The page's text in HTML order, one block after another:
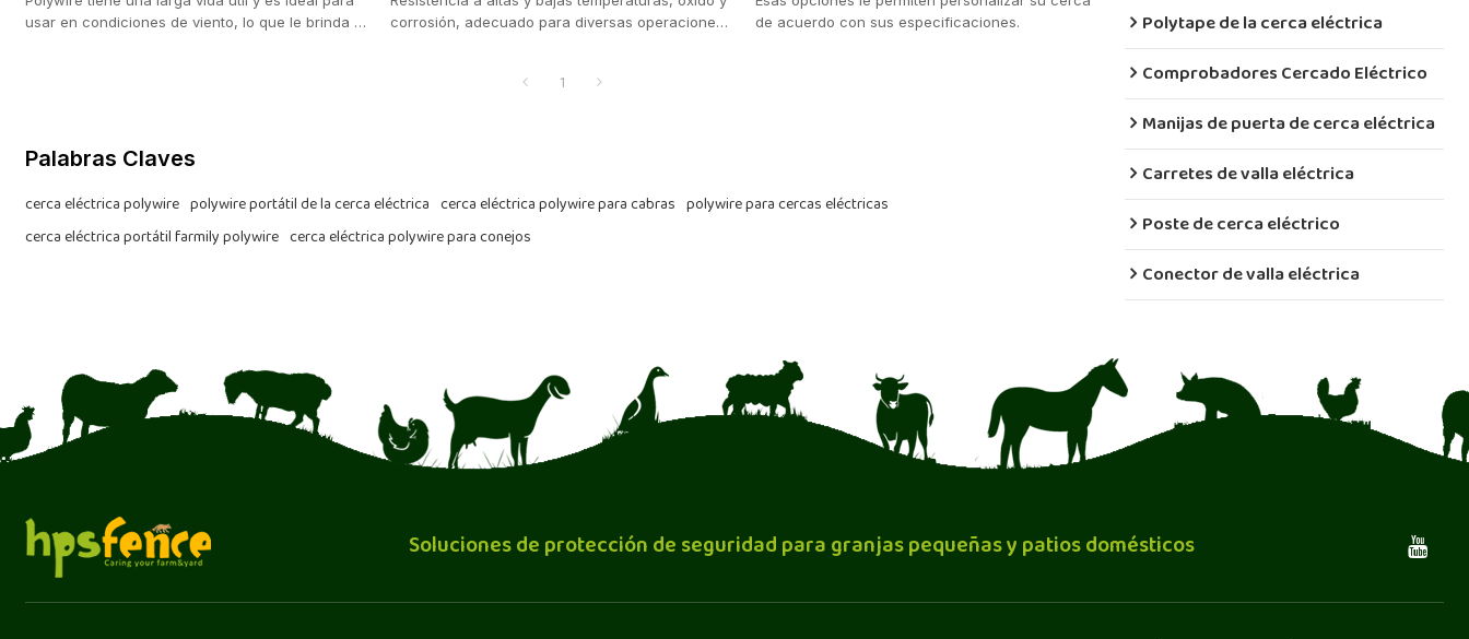
usar en condiciones de viento, lo que le brinda la
corrosión, adecuado para diversas operaciones
de acuerdo con sus especificaciones.
1
Palabras Claves
cerca eléctrica polywire polywire portátil de la cerca eléctrica cerca eléctrica polywire para cabras polywire para cercas eléctricas
cerca eléctrica portátil farmily polywire cerca eléctrica polywire para conejos
Polytape de la cerca eléctrica
Comprobadores Cercado Eléctrico
Manijas de puerta de cerca eléctrica
Carretes de valla eléctrica
Poste de cerca eléctrico
Conector de valla eléctrica
Soluciones de protección de seguridad para granjas pequeñas y patios domésticos